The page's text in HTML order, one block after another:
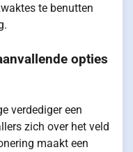
te benutten
opties
verdediger een
zich over het veld
maakt een